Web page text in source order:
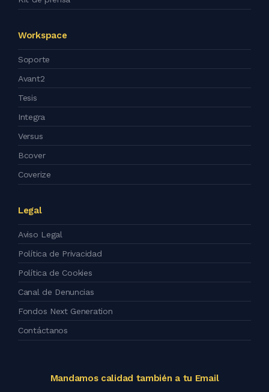
Workspace
Soporte
Avant2
Tesis
Integra
Versus
Bcover
Coverize
Legal
Aviso Legal
Política de Privacidad
Política de Cookies
Canal de Denuncias
Fondos Next Generation
Contáctanos
Mandamos calidad también a tu Email